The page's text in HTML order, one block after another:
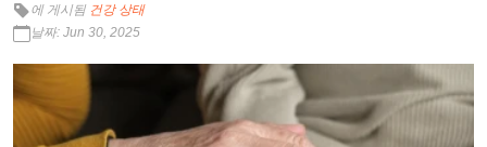
에 게시됨 건강 상태
날짜: Jun 30, 2025